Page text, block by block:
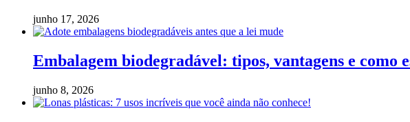
junho 17, 2026
Embalagem biodegradável: tipos, vantagens e como
junho 8, 2026